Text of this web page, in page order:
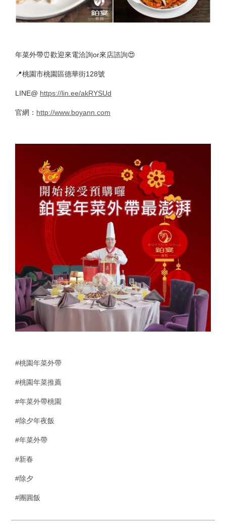
年菜外帶⏰歡迎來電洽詢or來店諮詢😍
📍桃園市桃園區德華街128號
LINE@ https://lin.ee/akRYSUd
官網： http://www.boyann.com
#桃園年菜外帶
#桃園年菜推薦
#年菜外帶桃園
#除夕年夜飯
#年菜外帶
#新春
#除夕
#團圓飯